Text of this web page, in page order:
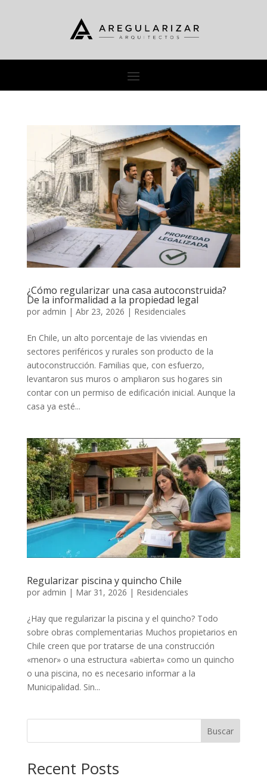
¿Cómo regularizar una casa autoconstruida?
De la informalidad a la propiedad legal
por admin | Abr 23, 2026 | Residenciales
En Chile, un alto porcentaje de las viviendas en
sectores periféricos y rurales son producto de la
autoconstrucción. Familias que, con esfuerzo,
levantaron sus muros o ampliaron sus hogares sin
contar con un permiso de edificación inicial. Aunque la
casa ya esté...
Regularizar piscina y quincho Chile
por admin | Mar 31, 2026 | Residenciales
¿Hay que regularizar la piscina y el quincho? Todo
sobre obras complementarias Muchos propietarios en
Chile creen que por tratarse de una construcción
«menor» o una estructura «abierta» como un quincho
o una piscina, no es necesario informar a la
Municipalidad. Sin...
Buscar
Recent Posts